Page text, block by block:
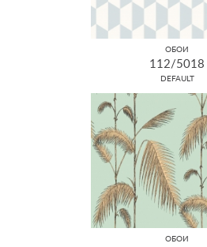
ОБОИ
112/5018
DEFAULT
ОБОИ